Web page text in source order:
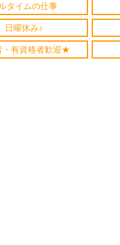
タイムの仕事
日曜休み♪
・有資格者歓迎★